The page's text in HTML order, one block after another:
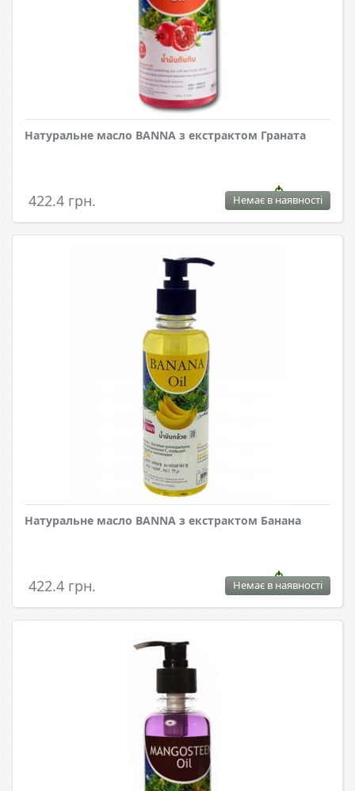
Натуральне масло BANNA з екстрактом Граната
422.4 грн. Немає в наявності
Натуральне масло BANNA з екстрактом Банана
422.4 грн. Немає в наявності